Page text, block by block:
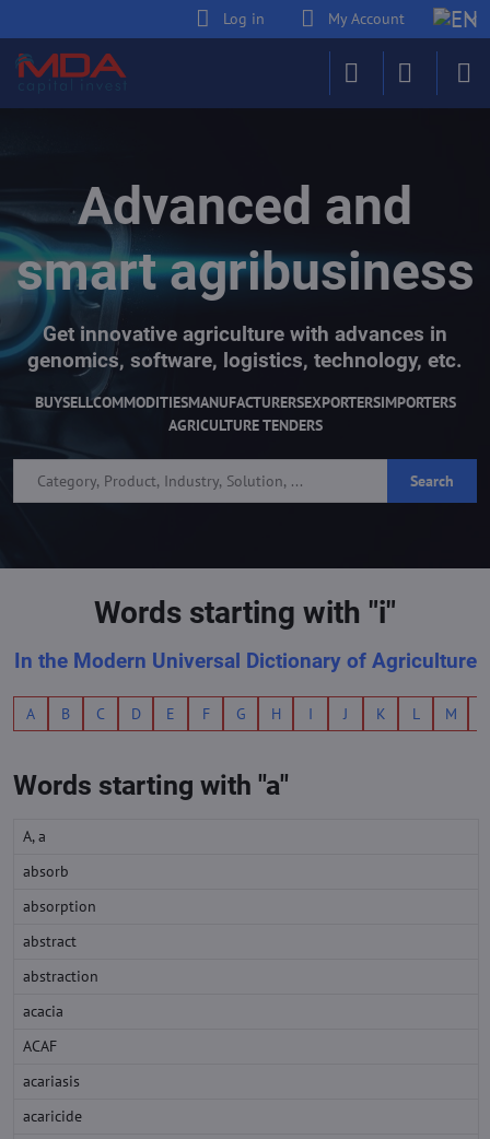
Log in My Account
Advanced and
smart agribusiness
Get innovative agriculture with advances in
genomics, software, logistics, technology, etc.
BUYSELLCOMMODITIESMANUFACTURERSEXPORTERSIMPORTERS
AGRICULTURE TENDERS
Search
Words starting with "i"
In the Modern Universal Dictionary of Agriculture
A B C D E F G H I J K L M
Words starting with "a"
A, a
absorb
absorption
abstract
abstraction
acacia
ACAF
acariasis
acaricide